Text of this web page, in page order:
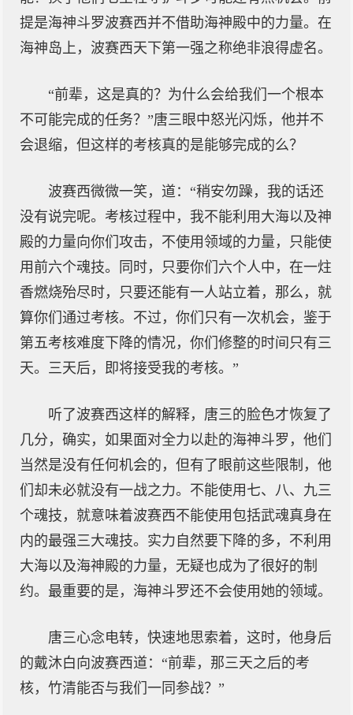
提是海神斗罗波赛西并不借助海神殿中的力量。在
海神岛上，波赛西天下第一强之称绝非浪得虚名。
“前辈，这是真的？为什么会给我们一个根本
不可能完成的任务？”唐三眼中怒光闪烁，他并不
会退缩，但这样的考核真的是能够完成的么？
波赛西微微一笑，道：“稍安勿躁，我的话还
没有说完呢。考核过程中，我不能利用大海以及神
殿的力量向你们攻击，不使用领域的力量，只能使
用前六个魂技。同时，只要你们六个人中，在一炷
香燃烧殆尽时，只要还能有一人站立着，那么，就
算你们通过考核。不过，你们只有一次机会，鉴于
第五考核难度下降的情况，你们修整的时间只有三
天。三天后，即将接受我的考核。”
听了波赛西这样的解释，唐三的脸色才恢复了
几分，确实，如果面对全力以赴的海神斗罗，他们
当然是没有任何机会的，但有了眼前这些限制，他
们却未必就没有一战之力。不能使用七、八、九三
个魂技，就意味着波赛西不能使用包括武魂真身在
内的最强三大魂技。实力自然要下降的多，不利用
大海以及海神殿的力量，无疑也成为了很好的制
约。最重要的是，海神斗罗还不会使用她的领域。
唐三心念电转，快速地思索着，这时，他身后
的戴沐白向波赛西道：“前辈，那三天之后的考
核，竹清能否与我们一同参战？”